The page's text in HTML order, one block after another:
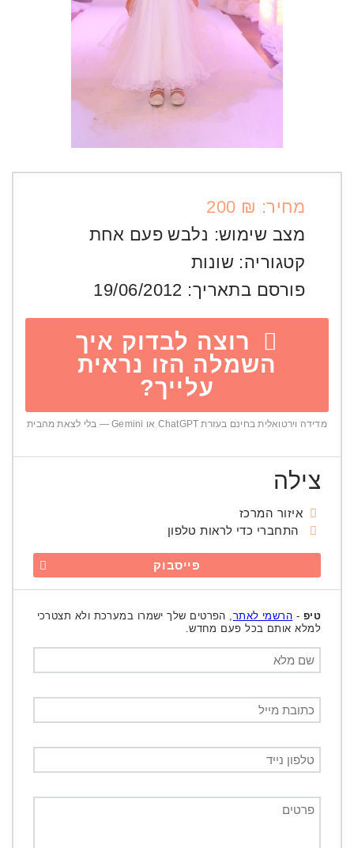
מחיר: ₪ 200
מצב שימוש: נלבש פעם אחת
קטגוריה: שונות
פורסם בתאריך: 19/06/2012
רוצה לבדוק איך
השמלה הזו נראית
עלייך?
מדידה וירטואלית בחינם בעזרת ChatGPT או Gemini — בלי לצאת מהבית
צילה
איזור המרכז
התחברי כדי לראות טלפון
פייסבוק
טיפ - הרשמי לאתר, הפרטים שלך ישמרו במערכת ולא תצטרכי
למלא אותם בכל פעם מחדש.